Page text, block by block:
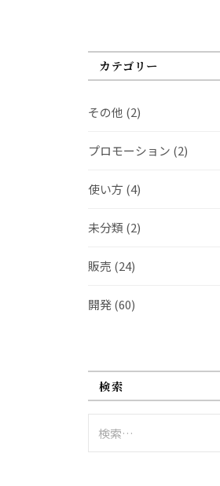
カテゴリー
その他 (2)
プロモーション (2)
使い方 (4)
未分類 (2)
販売 (24)
開発(60)
検索
索: